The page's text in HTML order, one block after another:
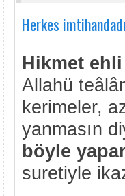
Herkes
Hikmet
Allahü
kerimeler,
yanmasın
böyle
suretiyle